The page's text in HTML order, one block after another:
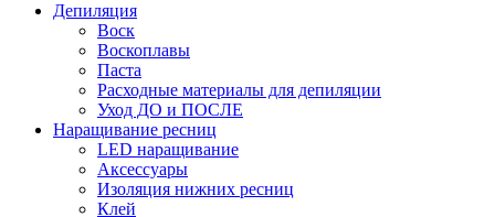
Депиляция
Воск
Воскоплавы
Паста
Расходные материалы для депиляции
Уход ДО и ПОСЛЕ
Наращивание ресниц
LED наращивание
Аксессуары
Изоляция нижних ресниц
Клей